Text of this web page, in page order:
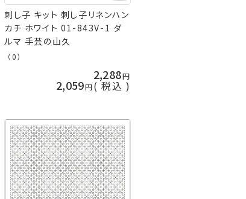
刺し子 キット 刺し子リネンハン
カチ ホワイト 01-843V-1 ダ
ルマ 手芸の山久
（0）
2,288
2,059 税込